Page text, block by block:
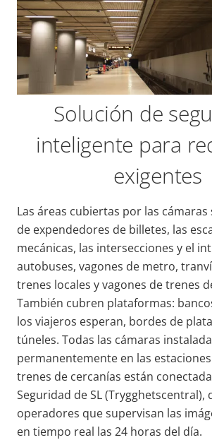
Solución de
inteligente para
exigentes
Las áreas cubiertas por las
de expendedores de billetes, las
mecánicas, las intersecciones y el
autobuses, vagones de metro,
trenes locales y vagones de trenes
También cubren plataformas:
los viajeros esperan, bordes de
túneles. Todas las cámaras
permanentemente en las
trenes de cercanías están
Seguridad de SL (Trygghetscentral),
operadores que supervisan las
en tiempo real las 24 horas del día.